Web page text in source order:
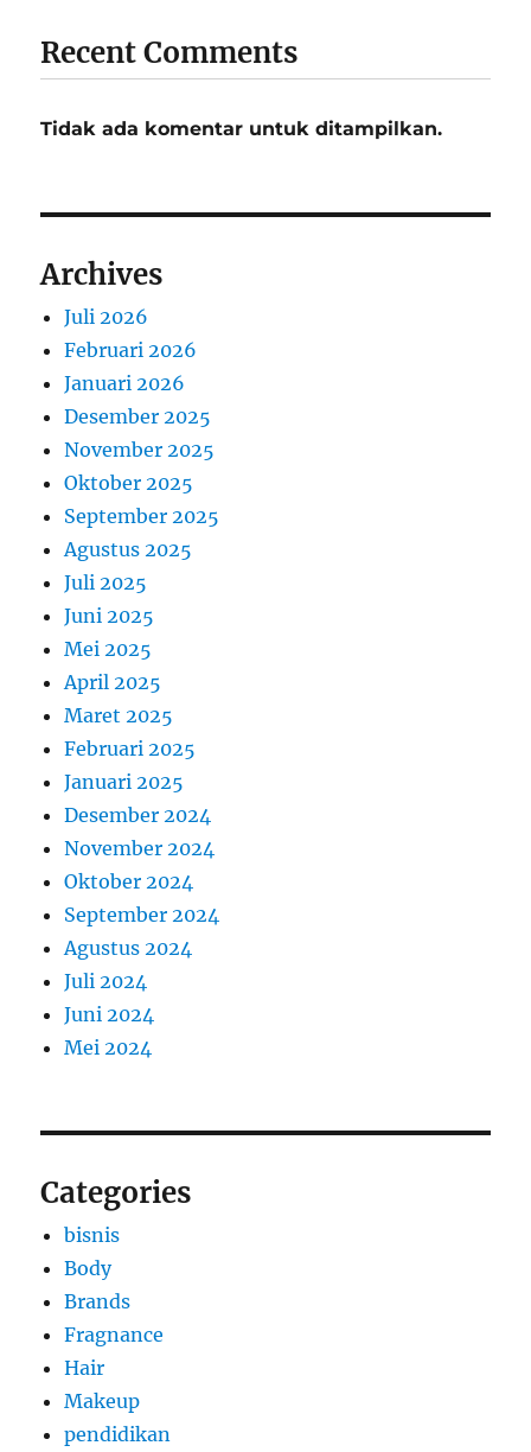
Recent Comments
Tidak ada komentar untuk ditampilkan.
Archives
Juli 2026
Februari 2026
Januari 2026
Desember 2025
November 2025
Oktober 2025
September 2025
Agustus 2025
Juli 2025
Juni 2025
Mei 2025
April 2025
Maret 2025
Februari 2025
Januari 2025
Desember 2024
November 2024
Oktober 2024
September 2024
Agustus 2024
Juli 2024
Juni 2024
Mei 2024
Categories
bisnis
Body
Brands
Fragnance
Hair
Makeup
pendidikan